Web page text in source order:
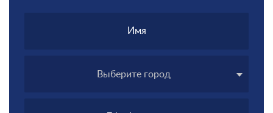
Выберите город